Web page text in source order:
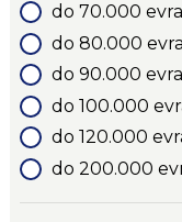
do 70.000 evra
do 80.000 evra
do 90.000 evra
do 100.000
do 120.000
do 200.000